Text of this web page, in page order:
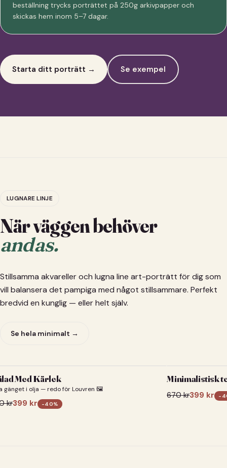
beställning trycks porträttet på 250g arkivpapper och
skickas hem inom 5–7 dagar.
Starta ditt porträtt → Se exempel
LUGNARE LINJE
När väggen behöver
andas.
Stillsamma akvareller och lugna line art-porträtt för dig som
vill balansera det pampiga med något stillsammare. Perfekt
bredvid en kunglig — eller helt själv.
Se hela minimalt →
Med Kärlek
gänget i olja — redo för Louvren 🖼️
kr399 kr -40%
Minimalistisk
670kr399 kr -